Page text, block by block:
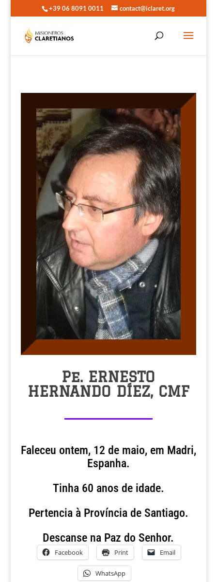
+39 06 8091 0011 contact@iclaret.org
Pe. ERNESTO
HERNANDO DÍEZ, CMF
Faleceu ontem, 12 de maio, em Madri,
Espanha.
Tinha 60 anos de idade.
Pertencia à Província de Santiago.
Descanse na Paz do Senhor.
Facebook Print Email
WhatsApp